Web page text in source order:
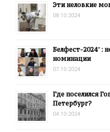
Эти неловкие
08.10.2024
Белфест-2024″:
номинации
07.10.2024
Где поселился
Петербург?
04.10.2024